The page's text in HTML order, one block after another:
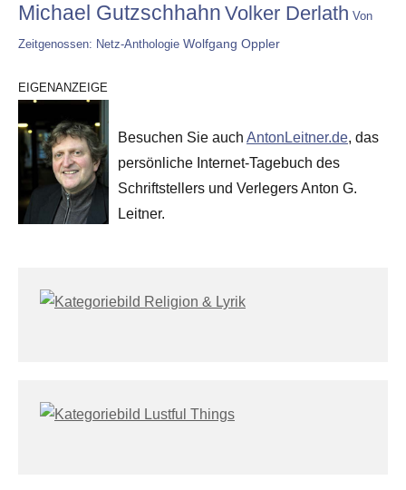
Michael Gutzschhahn Volker Derlath Von
Zeitgenossen: Netz-Anthologie Wolfgang Oppler
EIGENANZEIGE
Besuchen Sie auch AntonLeitner.de, das
persönliche Internet-Tagebuch des
Schriftstellers und Verlegers Anton G.
Leitner.